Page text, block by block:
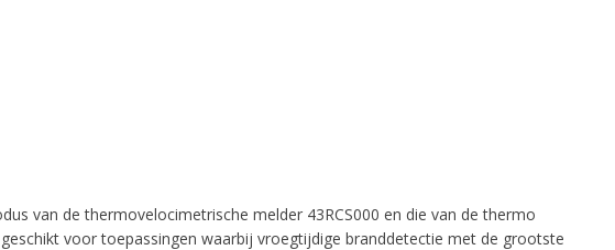
van de thermovelocimetrische melder 43RCS000 en die van de thermo
voor toepassingen waarbij vroegtijdige branddetectie met de grootste